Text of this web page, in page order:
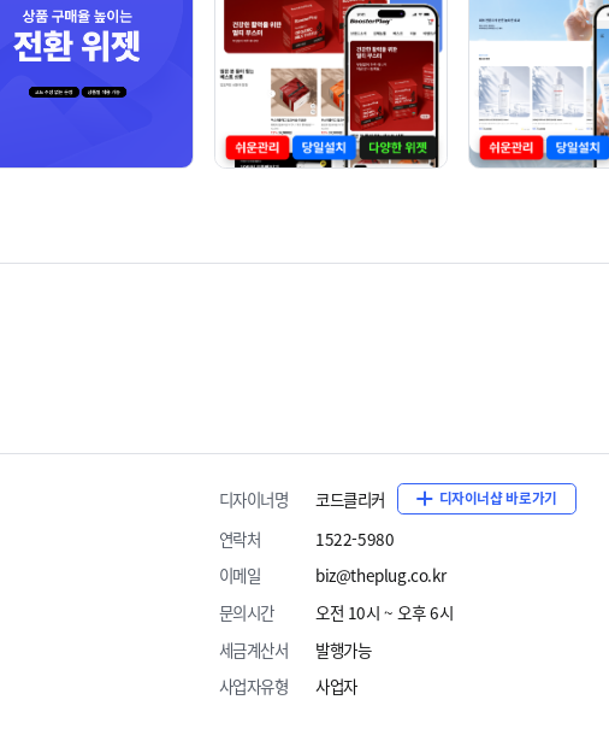
디자이너명 코드클리커 디자이너샵 바로가기
연락처
1522-5980
이메일
biz@theplug.co.kr
문의시간
오전 10시 ~ 오후 6시
세금계산서
발행가능
사업자유형
사업자